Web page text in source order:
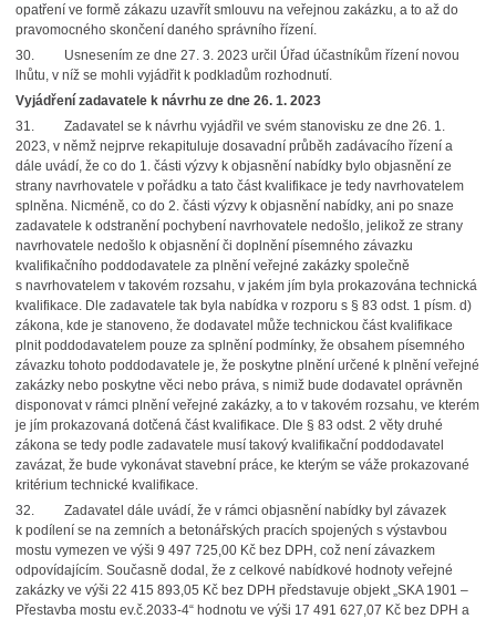
opatření ve formě zákazu uzavřít smlouvu na veřejnou zakázku, a to až do
pravomocného skončení daného správního řízení.
30. Usnesením ze dne 27. 3. 2023 určil Úřad účastníkům řízení novou
lhůtu, v níž se mohli vyjádřit k podkladům rozhodnutí.
Vyjádření zadavatele k návrhu ze dne 26. 1. 2023
31. Zadavatel se k návrhu vyjádřil ve svém stanovisku ze dne 26. 1.
2023, v němž nejprve rekapituluje dosavadní průběh zadávacího řízení a
dále uvádí, že co do 1. části výzvy k objasnění nabídky bylo objasnění ze
strany navrhovatele v pořádku a tato část kvalifikace je tedy navrhovatelem
splněna. Nicméně, co do 2. části výzvy k objasnění nabídky, ani po snaze
zadavatele k odstranění pochybení navrhovatele nedošlo, jelikož ze strany
navrhovatele nedošlo k objasnění či doplnění písemného závazku
kvalifikačního poddodavatele za plnění veřejné zakázky společně
s navrhovatelem v takovém rozsahu, v jakém jím byla prokazována technická
kvalifikace. Dle zadavatele tak byla nabídka v rozporu s § 83 odst. 1 písm. d)
zákona, kde je stanoveno, že dodavatel může technickou část kvalifikace
plnit poddodavatelem pouze za splnění podmínky, že obsahem písemného
závazku tohoto poddodavatele je, že poskytne plnění určené k plnění veřejné
zakázky nebo poskytne věci nebo práva, s nimiž bude dodavatel oprávněn
disponovat v rámci plnění veřejné zakázky, a to v takovém rozsahu, ve kterém
je jím prokazovaná dotčená část kvalifikace. Dle § 83 odst. 2 věty druhé
zákona se tedy podle zadavatele musí takový kvalifikační poddodavatel
zavázat, že bude vykonávat stavební práce, ke kterým se váže prokazované
kritérium technické kvalifikace.
32. Zadavatel dále uvádí, že v rámci objasnění nabídky byl závazek
k podílení se na zemních a betonářských pracích spojených s výstavbou
mostu vymezen ve výši 9 497 725,00 Kč bez DPH, což není závazkem
odpovídajícím. Současně dodal, že z celkové nabídkové hodnoty veřejné
zakázky ve výši 22 415 893,05 Kč bez DPH představuje objekt „SKA 1901 –
Přestavba mostu ev.č.2033-4“ hodnotu ve výši 17 491 627,07 Kč bez DPH a